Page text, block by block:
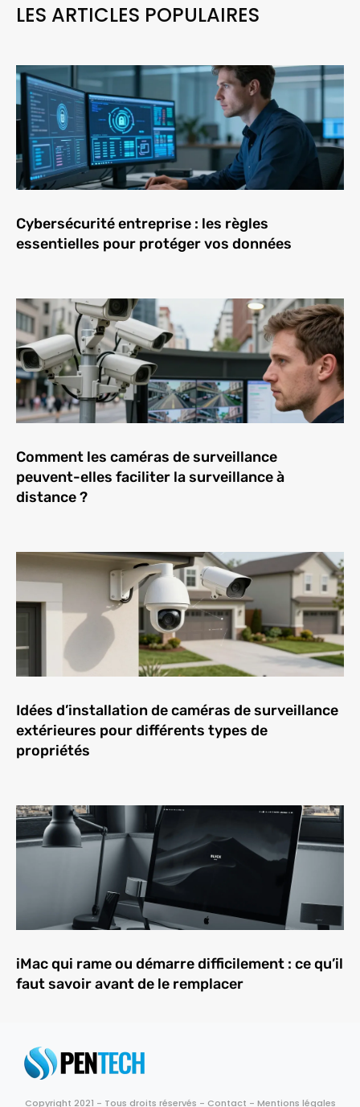
LES ARTICLES POPULAIRES
Cybersécurité entreprise : les règles
essentielles pour protéger vos données
Comment les caméras de surveillance
peuvent-elles faciliter la surveillance à
distance ?
Idées d’installation de caméras de surveillance
extérieures pour différents types de
propriétés
iMac qui rame ou démarre difficilement : ce qu’il
faut savoir avant de le remplacer
Copyright 2021 - Tous droits réservés - Contact - Mentions légales